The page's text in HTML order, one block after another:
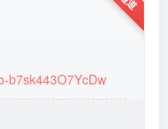
b7sk443O7YcDw